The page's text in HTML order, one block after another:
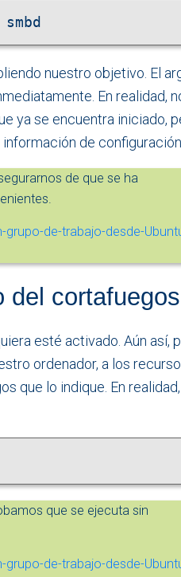
nuestro objetivo. El
En realidad,
ya se encuentra iniciado,
de configuración.
de que se ha
del cortafuegos
esté activado. Aún así,
ordenador, a los
que lo indique. En
que se ejecuta sin